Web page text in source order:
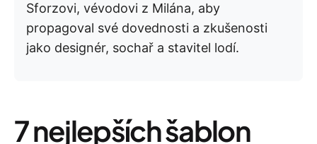
Sforzovi, vévodovi z Milána, aby
propagoval své dovednosti a zkušenosti
jako designér, sochař a stavitel lodí.
7 nejlepších šablon